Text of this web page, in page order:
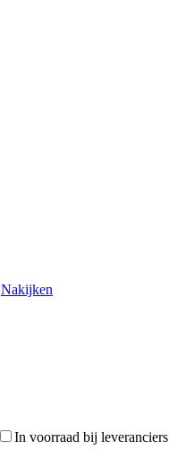
Nakijken
In voorraad bij leveranciers